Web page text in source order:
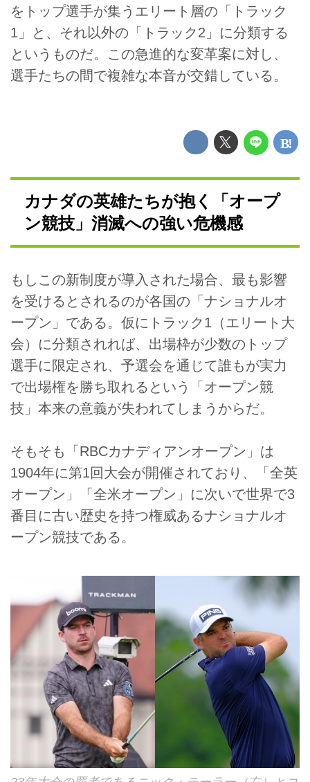
をトップ選手が集うエリート層の「トラック
1」と、それ以外の「トラック2」に分類する
というものだ。この急進的な変革案に対し、
選手たちの間で複雑な本音が交錯している。
カナダの英雄たちが抱く「オープ
ン競技」消滅への強い危機感
もしこの新制度が導入された場合、最も影響
を受けるとされるのが各国の「ナショナルオ
ープン」である。仮にトラック1（エリート大
会）に分類されれば、出場枠が少数のトップ
選手に限定され、予選会を通じて誰もが実力
で出場権を勝ち取れるという「オープン競
技」本来の意義が失われてしまうからだ。
そもそも「RBCカナディアンオープン」は
1904年に第1回大会が開催されており、「全英
オープン」「全米オープン」に次いで世界で3
番目に古い歴史を持つ権威あるナショナルオ
ープン競技である。